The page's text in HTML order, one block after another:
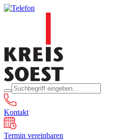
Kontakt
Termin vereinbaren